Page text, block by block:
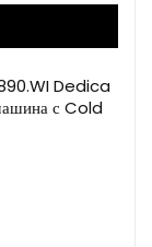
Dedica
с Cold